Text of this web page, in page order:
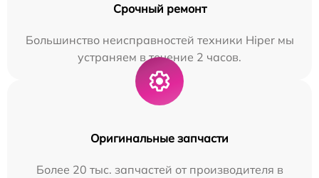
Срочный ремонт
Большинство неисправностей техники Hiper мы
устраняем в течение 2 часов.
Оригинальные запчасти
Более 20 тыс. запчастей от производителя в